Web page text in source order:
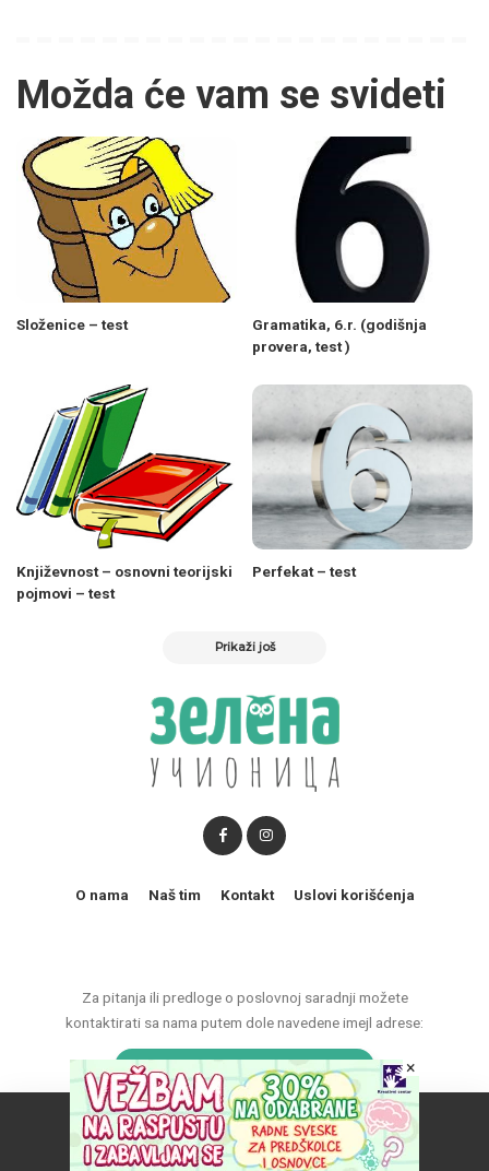
Možda će vam se svideti
Složenice – test
Gramatika, 6.r. (godišnja
provera, test )
Književnost – osnovni teorijski
pojmovi – test
Perfekat – test
Prikaži još
Za pitanja ili predloge o poslovnoj saradnji možete
kontaktirati sa nama putem dole navedene imejl adrese:
marketing@zelenaucionica.com
O nama Naš tim Kontakt Uslovi korišćenja
© 2011-2024 Copyright by Zelena učionica. All Rights reserved.
Naš vebsajt koristi kolačiće da poboljša vaše iskustvo.
Prihvatam
×